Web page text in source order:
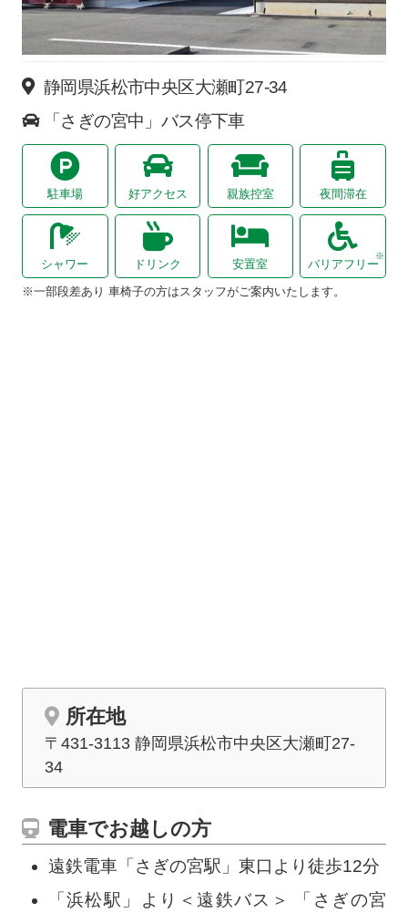
静岡県浜松市中央区大瀬町27-34
「さぎの宮中」バス停下車
駐車場 好アクセス 親族控室 夜間滞在
シャワー ドリンク 安置室
バリアフリー
※一部段差あり 車椅子の方はスタッフがご案内いたします。
所在地
〒431-3113 静岡県浜松市中央区大瀬町27-
34
電車でお越しの方
遠鉄電車「さぎの宮駅」東口より徒歩12分
「浜松駅」より＜遠鉄バス＞ 「さぎの宮